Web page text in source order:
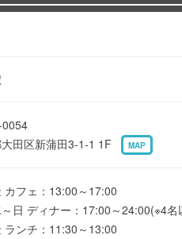
田区新蒲田3-1-1 1F
MAP
カフェ：13:00～17:00
～日 ディナー：17:00～24:00(※4
ランチ：11:30～13:00